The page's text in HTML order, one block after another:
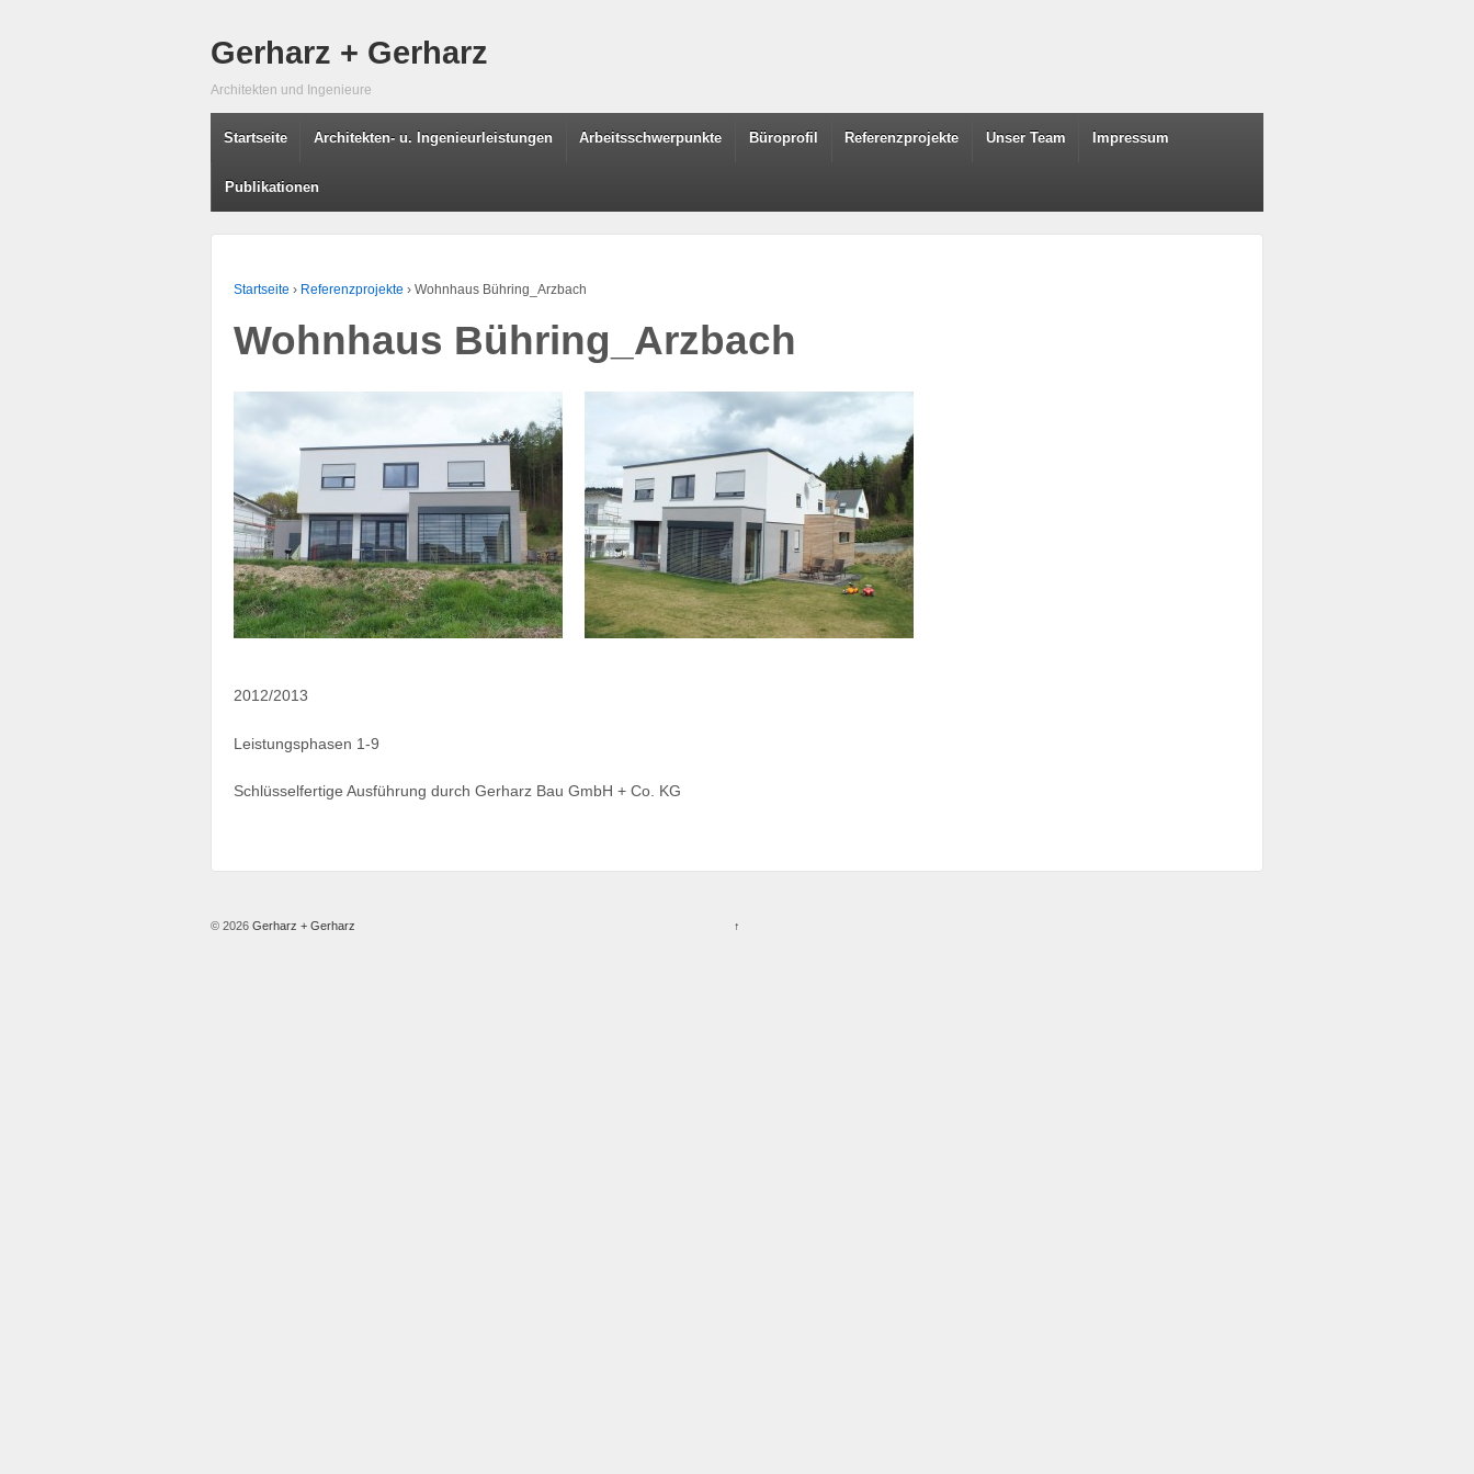
Gerharz + Gerharz
Architekten und Ingenieure
Startseite Architekten- u. Ingenieurleistungen Arbeitsschwerpunkte Büroprofil Referenzprojekte Unser Team Impressum
Publikationen
Startseite › Referenzprojekte › Wohnhaus Bühring_Arzbach
Wohnhaus Bühring_Arzbach
2012/2013
Leistungsphasen 1-9
Schlüsselfertige Ausführung durch Gerharz Bau GmbH + Co. KG
© 2026 Gerharz + Gerharz ↑